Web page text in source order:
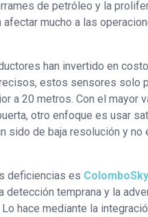
de petróleo y la
mucho a las
han invertido en
estos sensores solo
a 20 metros. Con el mayor
otro enfoque es usar
sido de baja resolución y
deficiencias es ColomboSky
temprana y la
hace mediante la